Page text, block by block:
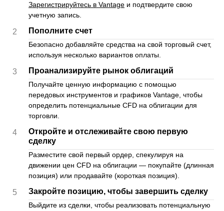
Зарегистрируйтесь в Vantage и подтвердите свою
учетную запись.
2 Пополните счет
Безопасно добавляйте средства на свой торговый счет,
используя несколько вариантов оплаты.
3 Проанализируйте рынок облигаций
Получайте ценную информацию с помощью
передовых инструментов и графиков Vantage, чтобы
определить потенциальные CFD на облигации для
торговли.
4
Откройте и отслеживайте свою первую
сделку
Разместите свой первый ордер, спекулируя на
движении цен CFD на облигации — покупайте (длинная
позиция) или продавайте (короткая позиция).
5 Закройте позицию, чтобы завершить сделку
Выйдите из сделки, чтобы реализовать потенциальную